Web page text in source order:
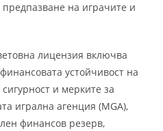
на играчите и
лицензия включва
устойчивост на
и мерките за
игрална агенция (MGA),
финансов резерв,